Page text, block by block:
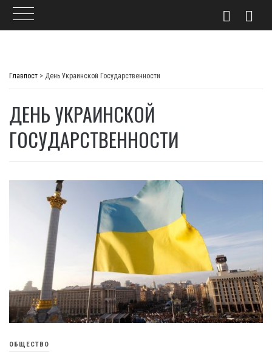
Главпост > День Украинской Государственности
ДЕНЬ УКРАИНСКОЙ
ГОСУДАРСТВЕННОСТИ
ОБЩЕСТВО